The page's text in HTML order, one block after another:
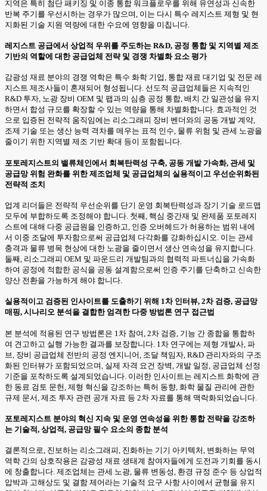
지역은 특히 첨단 패키징 및 이종 통합 워크플로우를 위해 유연성과 신속한
반복 주기를 우선시하는 경우가 많으며, 이는 다시 특수 레지스트 제형 및 현
지화된 기술 지원 역량에 대한 수요에 영향을 미칩니다.
레지스트 공급에서 상업적 우위를 주도하는 R&D, 공정 통합 및 지역별 제조
기반의 역할에 대한 공급업체 전략 및 경쟁 차별화 요소 평가
감광성 재료 분야의 경쟁 역학은 특수 화학 기업, 통합 재료 대기업 및 전문 레
지스트 제조사들이 혼재되어 형성됩니다. 선도적 공급업체들은 지속적인
R&D 투자, 노광 장비 OEM 및 팹과의 심층 공정 통합, 배치 간 일관성을 유지
하면서 합성 규모를 확장할 수 있는 역량을 통해 차별화합니다. 효과적인 것
으로 입증된 전략적 움직임에는 리소그래피 장비 벤더와의 공동 개발 계약,
조제 기술 또는 생산 능력 격차를 메우는 표적 인수, 물류 위험 및 관세 노광을
줄이기 위한 지역별 제조 기반 확대 등이 포함됩니다.
포토레지스트의 밸류체인에서 회복탄력성 구축, 공동 개발 가속화, 관세 및
공급망 위험 완화를 위한 제조업체 및 공급업체의 실용적이고 우선순위화된
전략적 조치
업계 리더들은 전략적 우선순위를 단기 운영 회복탄력성과 장기 기술 로드맵
모두에 부합하도록 조정해야 합니다. 첫째, 핵심 중간재 및 완제품 포토레지
스트에 대해 다중 공급원을 인증하고, 인증 오버헤드가 허용하는 범위 내에
서 이중 조달에 투자함으로써 공급업체 다각화를 강화하십시오. 이는 관세
충격과 물류 병목 현상에 대한 노광을 줄이면서 생산 연속성을 유지합니다.
둘째, 리소그래피 OEM 및 파운드리 개발팀과의 협력적 파트너십을 가속화
하여 공정에 적합한 공식을 공동 설계함으로써 인증 주기를 단축하고 신속한
양산 전환을 가능하게 해야 합니다.
실용적이고 검증된 인사이트를 도출하기 위해 1차 인터뷰, 2차 검증, 공급망
매핑, 시나리오 분석을 결합한 엄격한 다중 방법론 연구 접근법
본 분석에 적용된 연구 방법론은 1차 참여, 2차 검증, 기능 간 종합을 통합하
여 견고하고 실행 가능한 결과를 보장합니다. 1차 연구에는 제형 개발사, 파
브, 장비 공급업체 전반의 공정 엔지니어, 조달 책임자, R&D 관리자와의 구조
화된 인터뷰가 포함되었으며, 실제 자격 요건 장벽, 개발 일정, 공급업체 선정
기준을 포착하도록 설계되었습니다. 이러한 인사이트는 레지스트 화학에 관
한 동료 검토 문헌, 제형 혁신을 강조하는 특허 동향, 화학 물질 관리에 관한
규제 문서, 제조 투자 관련 공개 자료 등 2차 자료를 통해 맥락화되었습니다.
포토레지스트 분야의 혁신 지속 및 운영 연속성을 위한 통합 전략을 강조하
는 기술적, 상업적, 공급망 필수 요소의 종합 분석
결론적으로, 진보하는 리소그래피, 진화하는 기기 아키텍처, 변화하는 무역
역학 간의 상호작용은 감광성 재료 생태계 참여자들에게 도전과 기회를 동시
에 창출합니다. 제조업체는 관세 노광, 물류 변동성, 환경 규정 준수 등 상업적
압박과 고해상도 및 결함 제어라는 기술적 요구 사항 사이에서 균형을 유지